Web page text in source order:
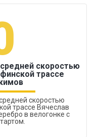
скоростью
трассе
скоростью
трассе Вячеслав
в велогонке с